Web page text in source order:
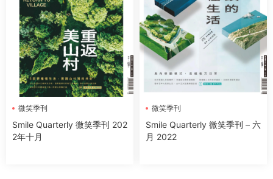
微笑季刊
Smile Quarterly 微笑季刊 202
2年十月
微笑季刊
Smile Quarterly 微笑季刊 – 六
月 2022